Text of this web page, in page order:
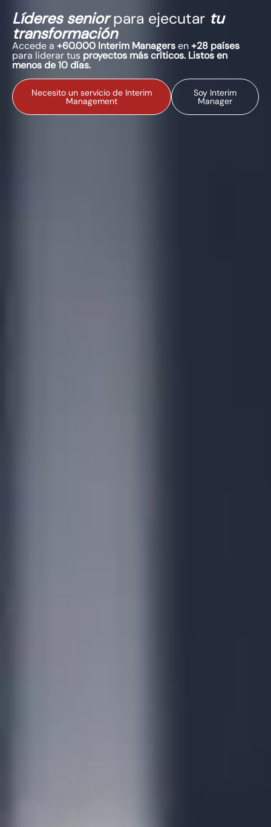
Líderes seniorpara ejecutar tu
transformación
Accede a +60.000 Interim Managersen+28 países
para liderar tus proyectos más críticos. Listos en
menos de 10 días.
Necesito un servicio de Interim
Management
Soy Interim
Manager